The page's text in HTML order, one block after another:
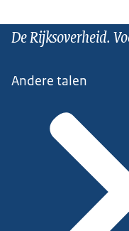
De Rijksoverheid.
Andere talen